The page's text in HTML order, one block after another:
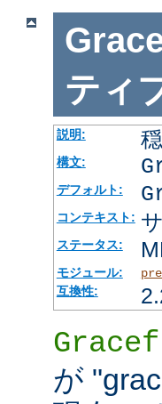
ティ
説明:
構文:
デフォルト:
コンテキスト:
ステータス:
モジュール:
互換性:
が